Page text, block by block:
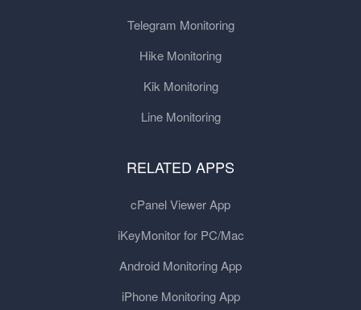
Telegram Monitoring
Hike Monitoring
Kik Monitoring
Line Monitoring
RELATED APPS
cPanel Viewer App
iKeyMonitor for PC/Mac
Android Monitoring App
iPhone Monitoring App